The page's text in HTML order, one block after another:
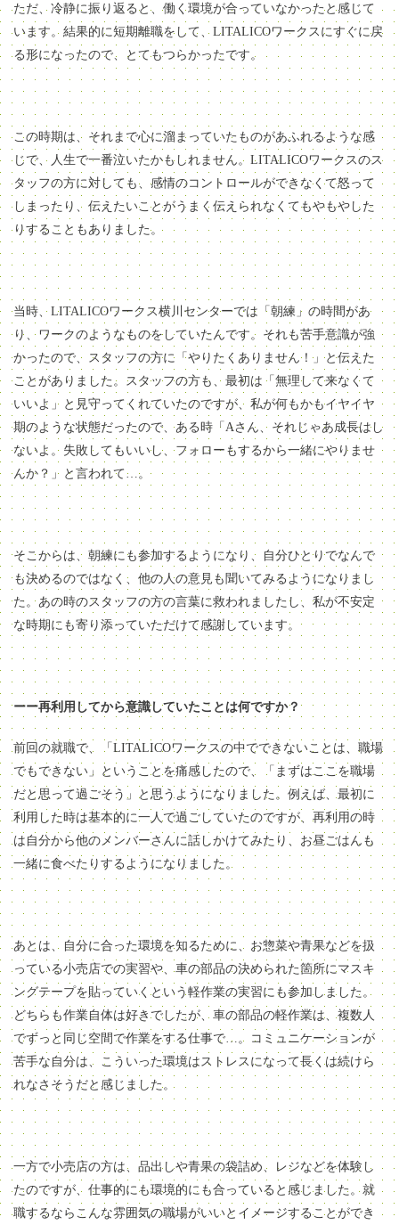
ただ、冷静に振り返ると、働く環境が合っていなかったと感じて
います。結果的に短期離職をして、LITALICOワークスにすぐに戻
る形になったので、とてもつらかったです。
この時期は、それまで心に溜まっていたものがあふれるような感
じで、人生で一番泣いたかもしれません。LITALICOワークスのス
タッフの方に対しても、感情のコントロールができなくて怒って
しまったり、伝えたいことがうまく伝えられなくてもやもやした
りすることもありました。
当時、LITALICOワークス横川センターでは「朝練」の時間があ
り、ワークのようなものをしていたんです。それも苦手意識が強
かったので、スタッフの方に「やりたくありません！」と伝えた
ことがありました。スタッフの方も、最初は「無理して来なくて
いいよ」と見守ってくれていたのですが、私が何もかもイヤイヤ
期のような状態だったので、ある時「Aさん、それじゃあ成長はし
ないよ。失敗してもいいし、フォローもするから一緒にやりませ
んか？」と言われて…。
そこからは、朝練にも参加するようになり、自分ひとりでなんで
も決めるのではなく、他の人の意見も聞いてみるようになりまし
た。あの時のスタッフの方の言葉に救われましたし、私が不安定
な時期にも寄り添っていただけて感謝しています。
ーー再利用してから意識していたことは何ですか？
前回の就職で、「LITALICOワークスの中でできないことは、職場
でもできない」ということを痛感したので、「まずはここを職場
だと思って過ごそう」と思うようになりました。例えば、最初に
利用した時は基本的に一人で過ごしていたのですが、再利用の時
は自分から他のメンバーさんに話しかけてみたり、お昼ごはんも
一緒に食べたりするようになりました。
あとは、自分に合った環境を知るために、お惣菜や青果などを扱
っている小売店での実習や、車の部品の決められた箇所にマスキ
ングテープを貼っていくという軽作業の実習にも参加しました。
どちらも作業自体は好きでしたが、車の部品の軽作業は、複数人
でずっと同じ空間で作業をする仕事で…。コミュニケーションが
苦手な自分は、こういった環境はストレスになって長くは続けら
れなさそうだと感じました。
一方で小売店の方は、品出しや青果の袋詰め、レジなどを体験し
たのですが、仕事的にも環境的にも合っていると感じました。就
職するならこんな雰囲気の職場がいいとイメージすることができ